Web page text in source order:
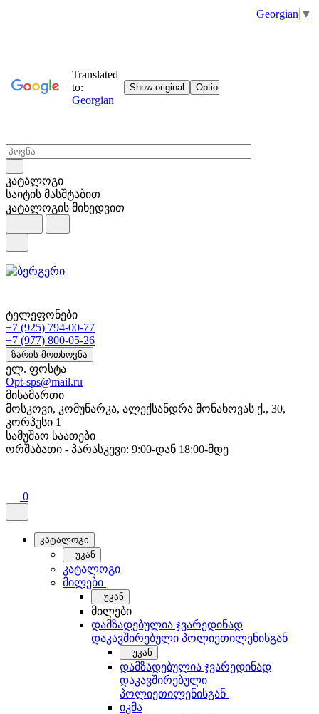
Georgian ▼
კატალოგი
საიტის მასშტაბით
კატალოგის მიხედვით
ტელეფონები
+7 (925) 794-00-77
+7 (977) 800-05-26
ზარის მოთხოვნა
ელ. ფოსტა
Opt-sps@mail.ru
მისამართი
მოსკოვი, კომუნარკა, ალექსანდრა მონახოვას ქ., 30,
კორპუსი 1
სამუშაო საათები
ორშაბათი - პარასკევი: 9:00-დან 18:00-მდე
0
კატალოგი
უკან
კატალოგი
მილები
უკან
მილები
დამზადებულია ჯვარედინად
დაკავშირებული პოლიეთილენისგან
უკან
დამზადებულია ჯვარედინად
დაკავშირებული
პოლიეთილენისგან
იკმა